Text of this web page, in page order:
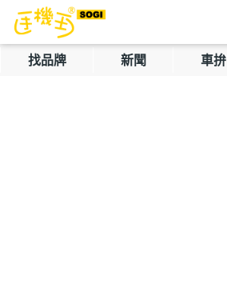
找品牌 新聞 車拚